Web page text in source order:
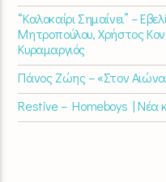
“Καλοκαίρι Σημαίνει” –
Μητροπούλου, Χρήστος
Κυραμαργιός
Πάνος Ζώης – «Στον
Restive – Homeboys | Νέα